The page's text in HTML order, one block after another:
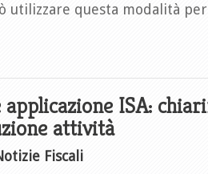
utilizzare questa modalità
ISA:
attività
Fiscali